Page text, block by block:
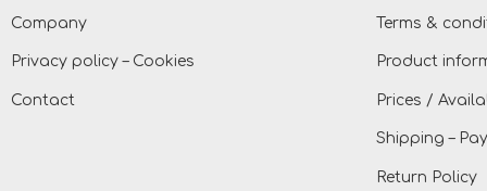
Company
Privacy policy – Cookies
Contact
Terms &
Product
Prices /
Shipping –
Return Policy